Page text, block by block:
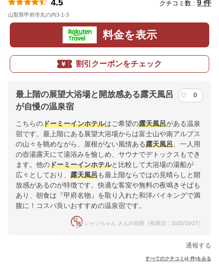
4.5 クチコミ数 : 9 件
山梨県甲府市丸の内3-1-3
料金を表示
割引クーポンをチェック
最上階の展望大浴場と開放感ある露天風呂
が自慢の温泉宿
0
こちらのドーミーインホテルはご希望の露天風呂がある温泉
宿です。最上階にある展望大浴場からは富士山や南アルプス
の山々を眺めながら、屋根がない風情ある露天風呂 、一人用
の壺湯露天にて湯浴みを愉しめ、サウナでデトックスもでき
ます。他のドーミーインホテルと比較して大浴場の湯船が
広々としており、 露天風呂も最上階ならではの見晴らしと開
放感があるのが特徴です。快適な客室や無料の夜鳴きそばも
あり、朝食は『甲府名物』を取り入れた和洋バイキングで満
腹に！コスパ良いおすすめの温泉宿です。
シャンちゃん さんの回答（投稿日：2025/10/27）
通報する
すべてのクチコミ(4 件)をみる